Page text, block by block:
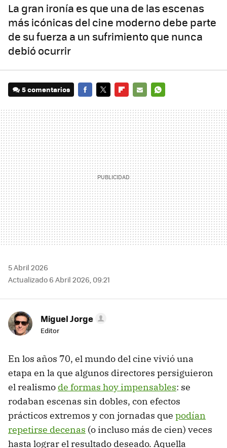
La gran ironía es que una de las escenas
más icónicas del cine moderno debe parte
de su fuerza a un sufrimiento que nunca
debió ocurrir
5 comentarios
MAIL
5 Abril 2026
Actualizado 6 Abril 2026, 09:21
Miguel Jorge
Editor
En los años 70, el mundo del cine vivió una
etapa en la que algunos directores persiguieron
el realismo de formas hoy impensables: se
rodaban escenas sin dobles, con efectos
prácticos extremos y con jornadas que podían
repetirse decenas (o incluso más de cien) veces
hasta lograr el resultado deseado. Aquella